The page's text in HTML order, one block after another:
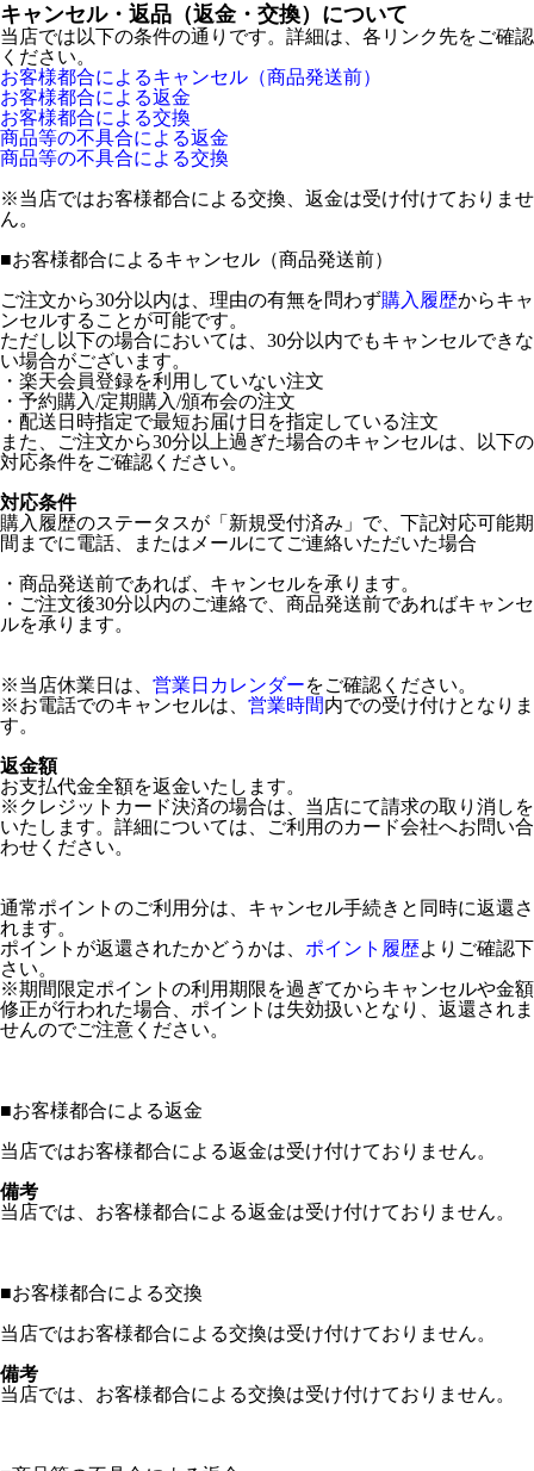
キャンセル・返品（返金・交換）について
当店では以下の条件の通りです。詳細は、各リンク先をご確認
ください。
お客様都合によるキャンセル（商品発送前）
お客様都合による返金
お客様都合による交換
商品等の不具合による返金
商品等の不具合による交換
※当店ではお客様都合による交換、返金は受け付けておりませ
ん。
■お客様都合によるキャンセル（商品発送前）
ご注文から30分以内は、理由の有無を問わず購入履歴からキャ
ンセルすることが可能です。
ただし以下の場合においては、30分以内でもキャンセルできな
い場合がございます。
・楽天会員登録を利用していない注文
・予約購入/定期購入/頒布会の注文
・配送日時指定で最短お届け日を指定している注文
また、ご注文から30分以上過ぎた場合のキャンセルは、以下の
対応条件をご確認ください。
対応条件
購入履歴のステータスが「新規受付済み」で、下記対応可能期
間までに電話、またはメールにてご連絡いただいた場合
・商品発送前であれば、キャンセルを承ります。
・ご注文後30分以内のご連絡で、商品発送前であればキャンセ
ルを承ります。
※当店休業日は、 営業日カレンダーをご確認ください。
※お電話でのキャンセルは、 営業時間内での受け付けとなりま
す。
返金額
お支払代金全額を返金いたします。
※クレジットカード決済の場合は、当店にて請求の取り消しを
いたします。詳細については、ご利用のカード会社へお問い合
わせください。
通常ポイントのご利用分は、キャンセル手続きと同時に返還さ
れます。
ポイントが返還されたかどうかは、 ポイント履歴よりご確認下
さい。
※期間限定ポイントの利用期限を過ぎてからキャンセルや金額
修正が行われた場合、ポイントは失効扱いとなり、返還されま
せんのでご注意ください。
■お客様都合による返金
当店ではお客様都合による返金は受け付けておりません。
備考
当店では、お客様都合による返金は受け付けておりません。
■お客様都合による交換
当店ではお客様都合による交換は受け付けておりません。
備考
当店では、お客様都合による交換は受け付けておりません。